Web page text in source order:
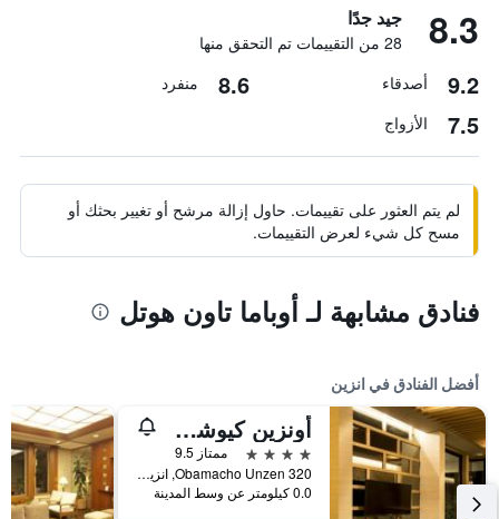
8.3 جيد جدًا
28 من التقييمات تم التحقق منها
9.2 أصدقاء 8.6 منفرد
7.5 الأزواج
لم يتم العثور على تقييمات. حاول إزالة مرشح أو تغيير بحثك أو
مسح كل شيء لعرض التقييمات.
فنادق مشابهة لـ أوباما تاون هوتل
أفضل الفنادق في انزين
أونزين كيوشو هوتل - ماونت ريزورت
4 نجوم
ممتاز 9.5
320 Obamacho Unzen, انزين, اليابان
0.0 كيلومتر عن وسط المدينة